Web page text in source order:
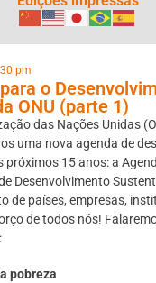
pm
o
ONU (parte 1)
das Nações Unidas
uma nova agenda de
próximos 15 anos: a
Desenvolvimento
de países, empresas,
de todos nós!
pobreza